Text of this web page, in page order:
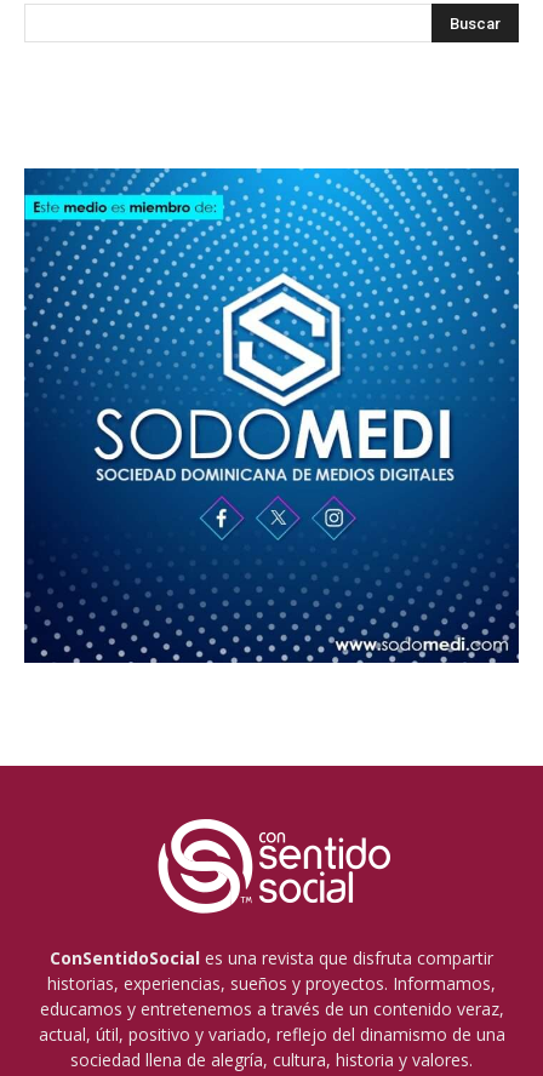
ConSentidoSocial es una revista que disfruta compartir
historias, experiencias, sueños y proyectos. Informamos,
educamos y entretenemos a través de un contenido veraz,
actual, útil, positivo y variado, reflejo del dinamismo de una
sociedad llena de alegría, cultura, historia y valores.